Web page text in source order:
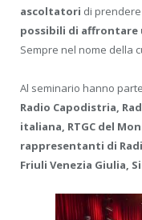
ascoltatori di
possibili di affrontare
Sempre nel nome della
Al seminario hanno
Radio Capodistria,
italiana, RTGC del
rappresentanti di
Friuli Venezia Giulia,